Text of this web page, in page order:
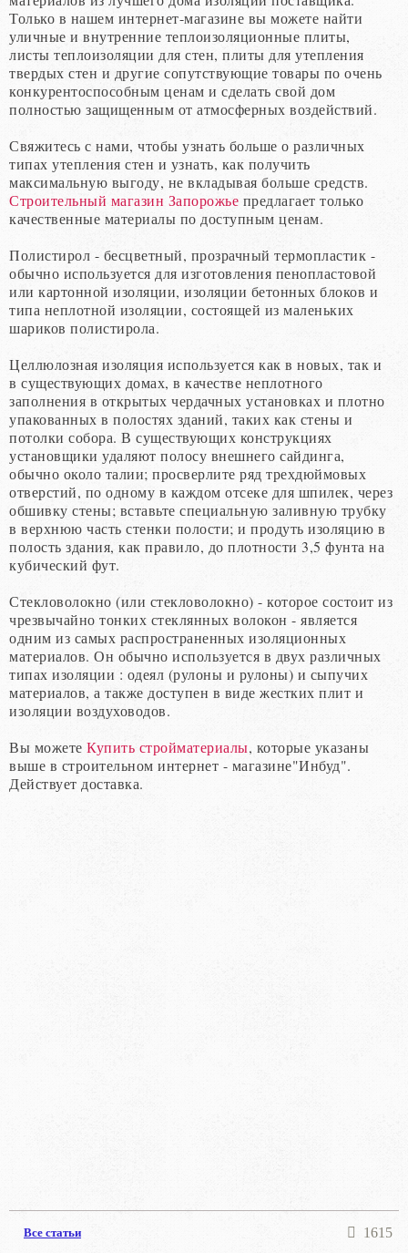
Только в нашем интернет-магазине вы можете найти
уличные и внутренние теплоизоляционные плиты,
листы теплоизоляции для стен, плиты для утепления
твердых стен и другие сопутствующие товары по очень
конкурентоспособным ценам и сделать свой дом
полностью защищенным от атмосферных воздействий.
Свяжитесь с нами, чтобы узнать больше о различных
типах утепления стен и узнать, как получить
максимальную выгоду, не вкладывая больше средств.
Строительный магазин Запорожье предлагает только
качественные материалы по доступным ценам.
Полистирол - бесцветный, прозрачный термопластик -
обычно используется для изготовления пенопластовой
или картонной изоляции, изоляции бетонных блоков и
типа неплотной изоляции, состоящей из маленьких
шариков полистирола.
Целлюлозная изоляция используется как в новых, так и
в существующих домах, в качестве неплотного
заполнения в открытых чердачных установках и плотно
упакованных в полостях зданий, таких как стены и
потолки собора. В существующих конструкциях
установщики удаляют полосу внешнего сайдинга,
обычно около талии; просверлите ряд трехдюймовых
отверстий, по одному в каждом отсеке для шпилек, через
обшивку стены; вставьте специальную заливную трубку
в верхнюю часть стенки полости; и продуть изоляцию в
полость здания, как правило, до плотности 3,5 фунта на
кубический фут.
Стекловолокно (или стекловолокно) - которое состоит из
чрезвычайно тонких стеклянных волокон - является
одним из самых распространенных изоляционных
материалов. Он обычно используется в двух различных
типах изоляции : одеял (рулоны и рулоны) и сыпучих
материалов, а также доступен в виде жестких плит и
изоляции воздуховодов.
Вы можете Купить стройматериалы, которые указаны
выше в строительном интернет - магазине"Инбуд".
Действует доставка.
Все статьи 1615